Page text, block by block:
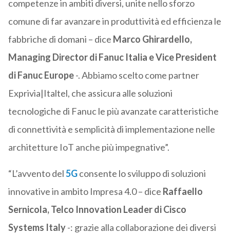
competenze in ambiti diversi, unite nello sforzo
comune di far avanzare in produttività ed efficienza le
fabbriche di domani – dice Marco Ghirardello,
Managing Director di Fanuc Italia e Vice President
di Fanuc Europe-. Abbiamo scelto come partner
Exprivia|Italtel, che assicura alle soluzioni
tecnologiche di Fanuc le più avanzate caratteristiche
di connettività e semplicità di implementazione nelle
architetture IoT anche più impegnative”.
“L’avvento del5Gconsente lo sviluppo di soluzioni
innovative in ambito Impresa 4.0 – dice Raffaello
Sernicola, Telco Innovation Leader di Cisco
Systems Italy-: grazie alla collaborazione dei diversi